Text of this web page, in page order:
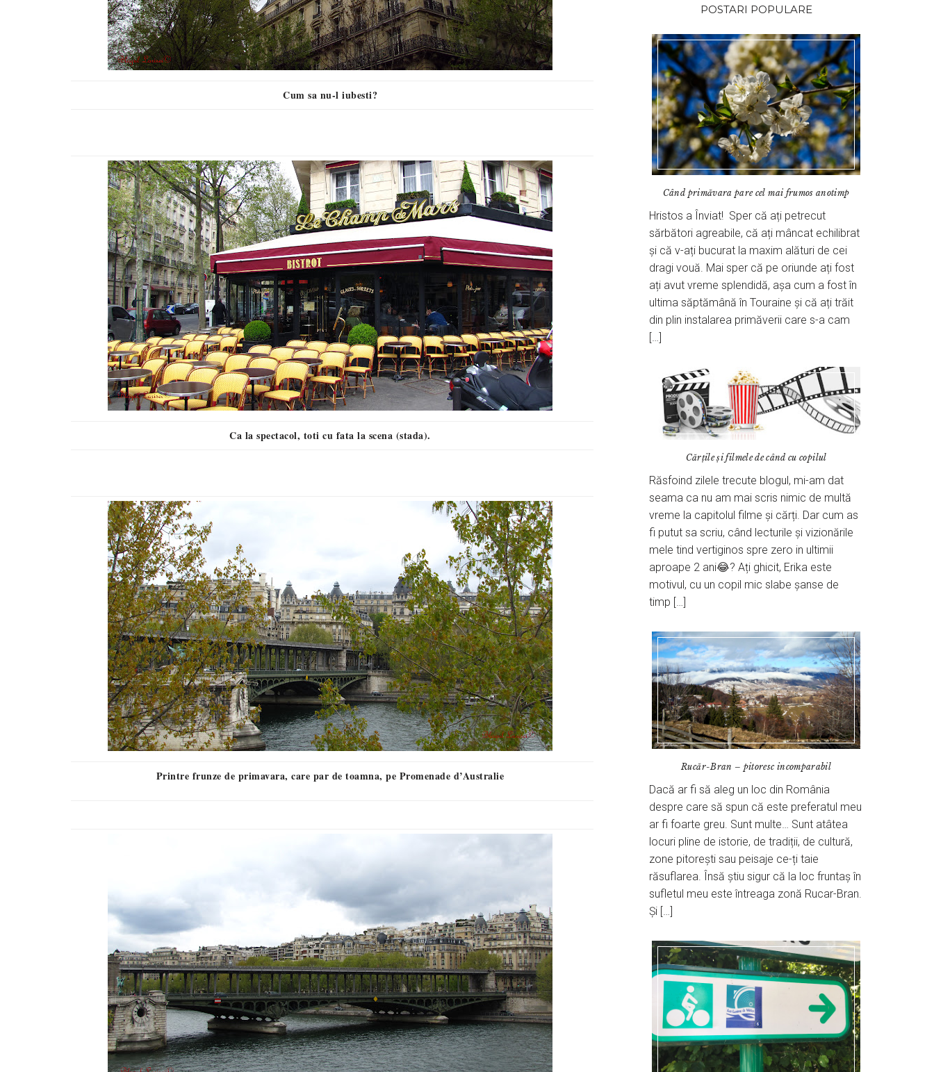
Cum sa nu-l iubesti?
Ca la spectacol, toti cu fata la scena (stada).
Printre frunze de primavara, care par de toamna, pe Promenade d’Australie
POSTARI POPULARE
Când primăvara pare cel mai frumos anotimp
Hristos a Înviat! Sper că ați petrecut
sărbători agreabile, că ați mâncat echilibrat
și că v-ați bucurat la maxim alături de cei
dragi vouă. Mai sper că pe oriunde ați fost
ați avut vreme splendidă, așa cum a fost în
ultima săptămână în Touraine și că ați trăit
din plin instalarea primăverii care s-a cam
[…]
Cărțile și filmele de când cu copilul
Răsfoind zilele trecute blogul, mi-am dat
seama ca nu am mai scris nimic de multă
vreme la capitolul filme și cărți. Dar cum as
fi putut sa scriu, când lecturile și vizionările
mele tind vertiginos spre zero in ultimii
aproape 2 ani😂? Ați ghicit, Erika este
motivul, cu un copil mic slabe șanse de
timp […]
Rucăr-Bran – pitoresc incomparabil
Dacă ar fi să aleg un loc din România
despre care să spun că este preferatul meu
ar fi foarte greu. Sunt multe… Sunt atâtea
locuri pline de istorie, de tradiții, de cultură,
zone pitorești sau peisaje ce-ți taie
răsuflarea. Însă știu sigur că la loc fruntaș în
sufletul meu este întreaga zonă Rucar-Bran.
Și […]